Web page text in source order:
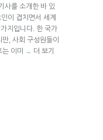
사를 소개한 바 있
이 겹치면서 세계
지입니다. 한 국가
, 사회 구성원들이
이미
→ 더 보기